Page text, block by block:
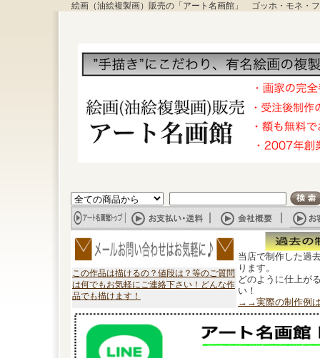
絵画（油絵複製画）販売の「アート名画館」 ゴッホ・モネ・
この作品は描けるの？値段は？等のご質問
は何でもお気軽にご連絡下さい！どんな作
品でも描けます！
当店で制作した過
ります。
どのように仕上が
い！
→→実際の制作例